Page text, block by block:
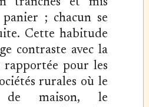
; chacun se
Cette habitude
contraste avec la
rapportée pour les
rurales où le
de maison, le